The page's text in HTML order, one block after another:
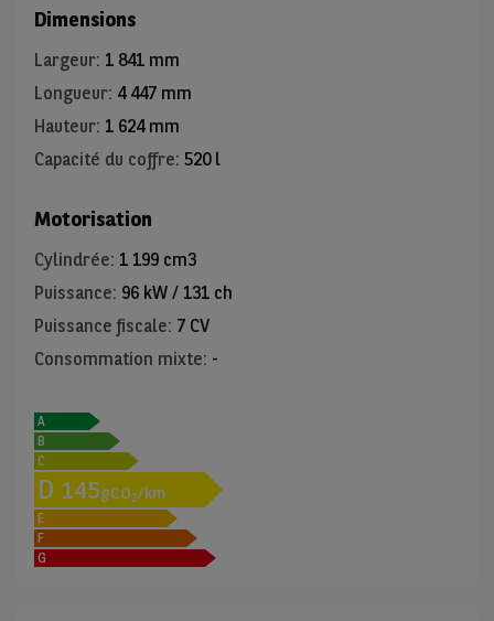
Dimensions
Largeur: 1 841 mm
Longueur: 4 447 mm
Hauteur: 1 624 mm
Capacité du coffre: 520 l
Motorisation
Cylindrée: 1 199 cm3
Puissance: 96 kW / 131 ch
Puissance fiscale: 7 CV
Consommation mixte: -
A
B
C
D 145gCO2/km
E
F
G